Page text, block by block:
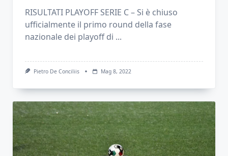
RISULTATI PLAYOFF SERIE C – Si è chiuso
ufficialmente il primo round della fase
nazionale dei playoff di ...
Pietro De Conciliis Mag 8, 2022